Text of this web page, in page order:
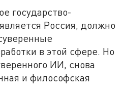
государство-
Россия, должно
в этой сфере. Но
ИИ, снова
и философская